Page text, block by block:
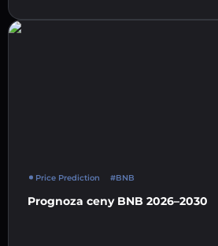
Price Prediction #BNB
Prognoza ceny BNB 2026–2030